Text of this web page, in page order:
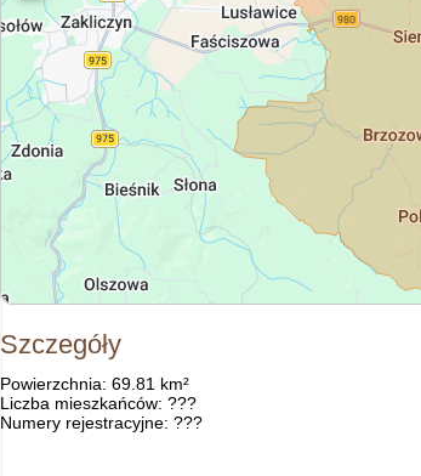
Szczegóły
Powierzchnia: 69.81 km²
Liczba mieszkańców: ???
Numery rejestracyjne: ???